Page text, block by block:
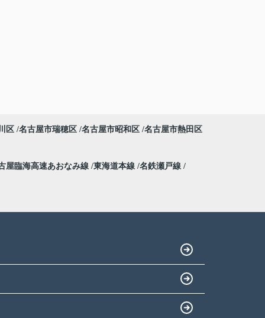
区 名古屋市瑞穂区 名古屋市昭和区 名古屋市熱田区
屋臨海高速あおなみ線 東海道本線 名鉄瀬戸線